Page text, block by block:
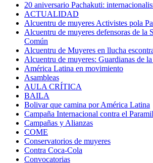
20 aniversario Pachakuti:
ACTUALIDAD
Alcuentru de muyeres Activistes pola
Alcuentru de muyeres defensoras de la
Común
Alcuentru de Muyeres en llucha
Alcuentru de muyeres: Guardianas de la
América Latina en movimiento
Asambleas
AULA CRÍTICA
BAILA
Bolivar que camina por América Latina
Campaña Internacional contra el
Campañas y Alianzas
COME
Conservatorios de muyeres
Contra Coca-Cola
Convocatorias